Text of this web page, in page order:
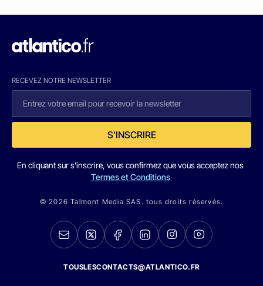
RECEVEZ NOTRE NEWSLETTER
S'INSCRIRE
En cliquant sur s'inscrire, vous confirmez que vous acceptez nos
Termes et Conditions
© 2026 Talmont Media SAS. tous droits réservés.
TOUSLESCONTACTS@ATLANTICO.FR